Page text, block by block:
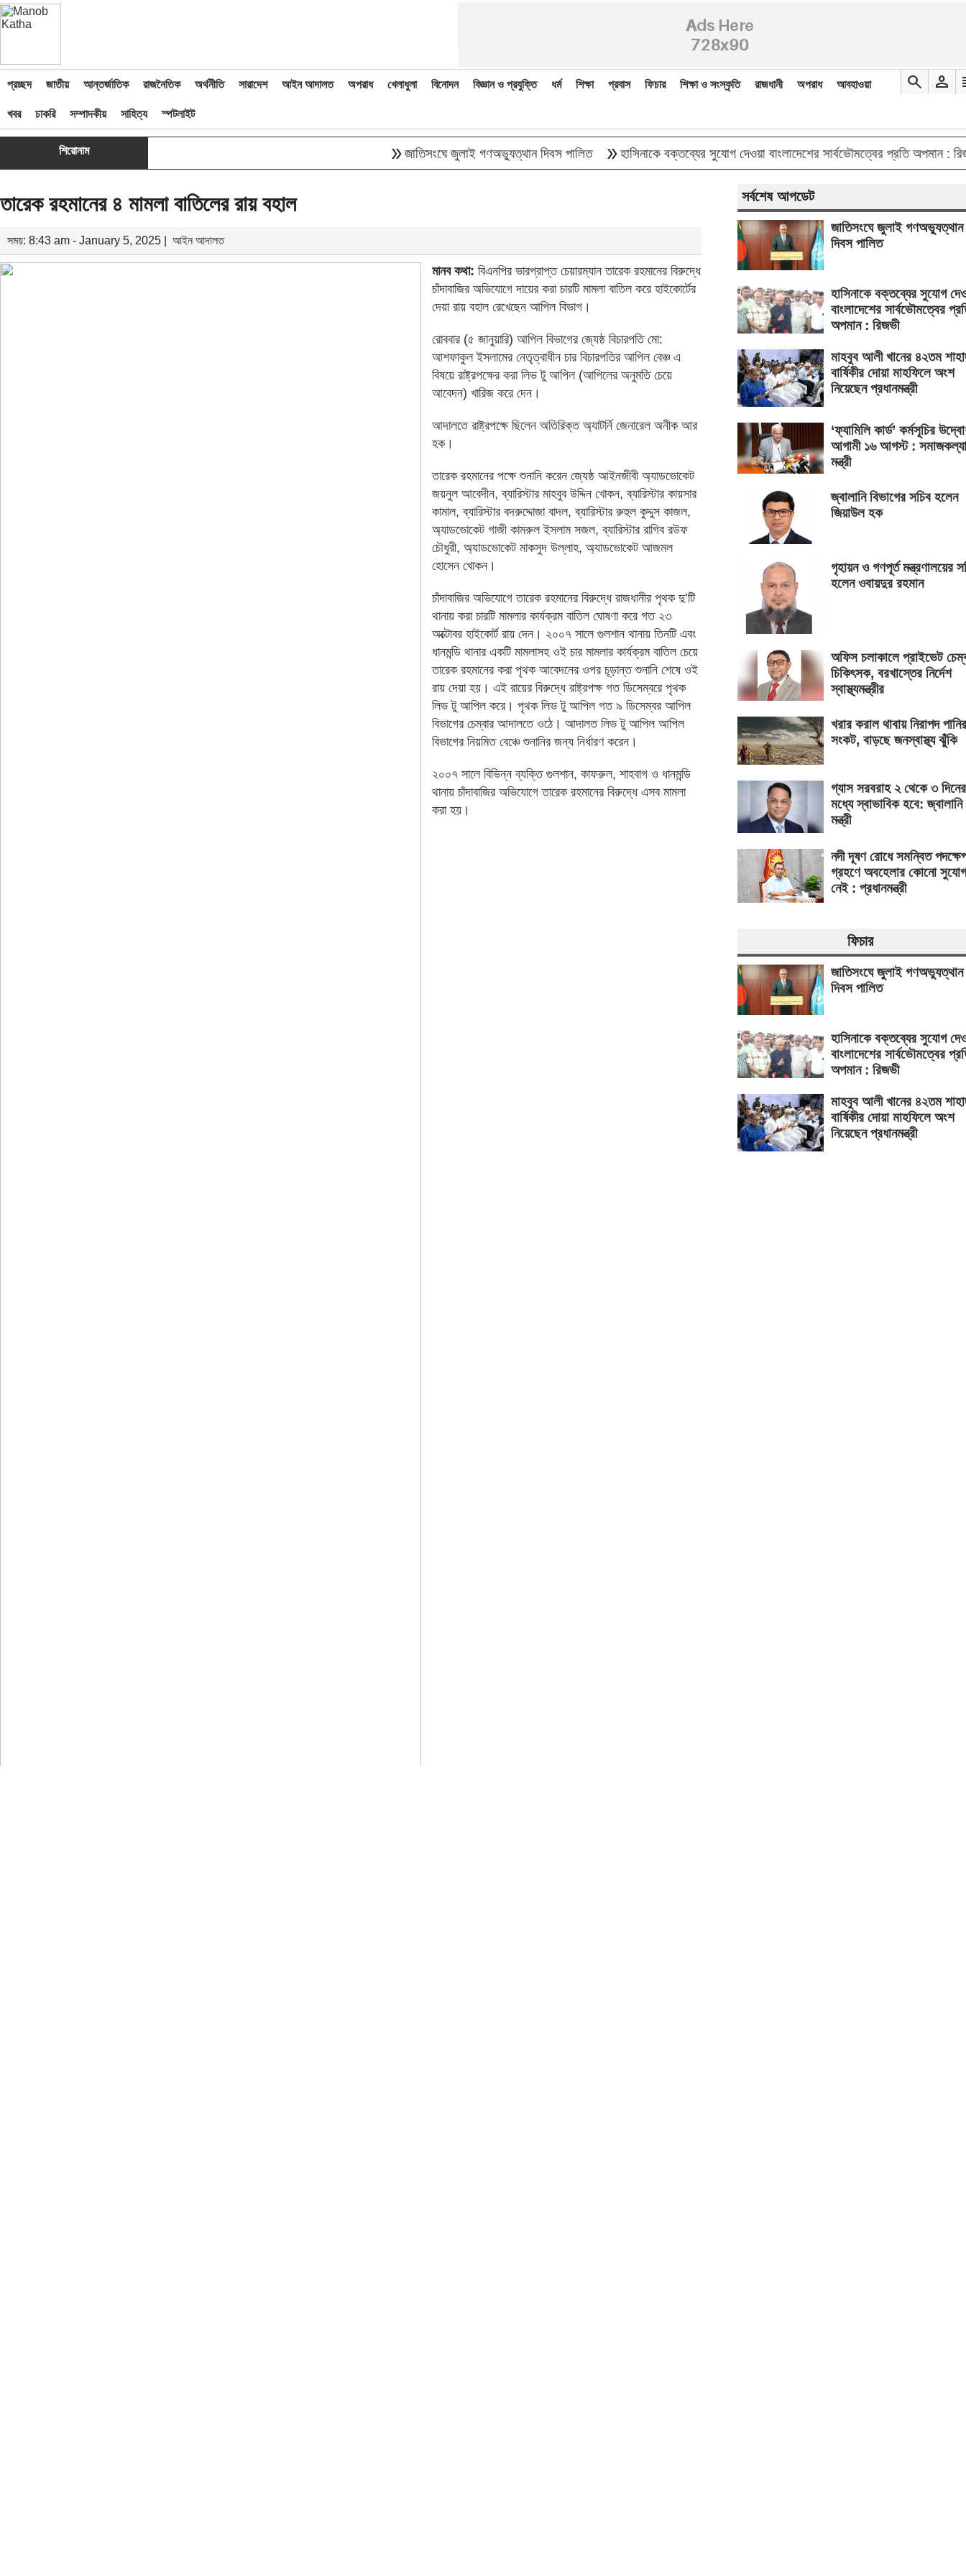
প্রচ্ছদ জাতীয় আন্তর্জাতিক রাজনৈতিক অর্থনীতি সারাদেশ আইন আদালত অপরাধ খেলাধুলা বিনোদন বিজ্ঞান ও প্রযুক্তি ধর্ম শিক্ষা প্রবাস ফিচার শিক্ষা ও সংস্কৃতি রাজধানী অপরাধ আবহাওয়া
খবর চাকরি সম্পাদকীয় সাহিত্য স্পটলাইট
search person
শিরোনাম জাতিসংঘে জুলাই গণঅভ্যুত্থান দিবস পালিত double_arrowহাসিনাকে বক্তব্যের সুযোগ দেওয়া বাংলাদেশের সার্বভৌমত্বের প্রতি অপমান : রিজভী
তারেক রহমানের ৪ মামলা বাতিলের রায় বহাল
সময়: 8:43 am - January 5, 2025 | আইন আদালত
মানব কথা: বিএনপির ভারপ্রাপ্ত চেয়ারম্যান তারেক রহমানের বিরুদ্ধে
চাঁদাবাজির অভিযোগে দায়ের করা চারটি মামলা বাতিল করে হাইকোর্টের
দেয়া রায় বহাল রেখেছেন আপিল বিভাগ।
রোববার (৫ জানুয়ারি) আপিল বিভাগের জ্যেষ্ঠ বিচারপতি মো:
আশফাকুল ইসলামের নেতৃত্বাধীন চার বিচারপতির আপিল বেঞ্চ এ
বিষয়ে রাষ্ট্রপক্ষের করা লিভ টু আপিল (আপিলের অনুমতি চেয়ে
আবেদন) খারিজ করে দেন।
আদালতে রাষ্ট্রপক্ষে ছিলেন অতিরিক্ত অ্যাটর্নি জেনারেল অনীক আর
হক।
তারেক রহমানের পক্ষে শুনানি করেন জ্যেষ্ঠ আইনজীবী অ্যাডভোকেট
জয়নুল আবেদীন, ব্যারিস্টার মাহবুব উদ্দিন খোকন, ব্যারিস্টার কায়সার
কামাল, ব্যারিস্টার বদরুদ্দোজা বাদল, ব্যারিস্টার রুহুল কুদ্দুস কাজল,
অ্যাডভোকেট গাজী কামরুল ইসলাম সজল, ব্যারিস্টার রাগিব রউফ
চৌধুরী, অ্যাডভোকেট মাকসুদ উল্লাহ, অ্যাডভোকেট আজমল
হোসেন খোকন।
চাঁদাবাজির অভিযোগে তারেক রহমানের বিরুদ্ধে রাজধানীর পৃথক দু’টি
থানায় করা চারটি মামলার কার্যক্রম বাতিল ঘোষণা করে গত ২৩
অক্টোবর হাইকোর্ট রায় দেন। ২০০৭ সালে গুলশান থানায় তিনটি এবং
ধানমন্ডি থানার একটি মামলাসহ ওই চার মামলার কার্যক্রম বাতিল চেয়ে
তারেক রহমানের করা পৃথক আবেদনের ওপর চূড়ান্ত শুনানি শেষে ওই
রায় দেয়া হয়। এই রায়ের বিরুদ্ধে রাষ্ট্রপক্ষ গত ডিসেম্বরে পৃথক
লিভ টু আপিল করে। পৃথক লিভ টু আপিল গত ৯ ডিসেম্বর আপিল
বিভাগের চেম্বার আদালতে ওঠে। আদালত লিভ টু আপিল আপিল
বিভাগের নিয়মিত বেঞ্চে শুনানির জন্য নির্ধারণ করেন।
২০০৭ সালে বিভিন্ন ব্যক্তি গুলশান, কাফরুল, শাহবাগ ও ধানমন্ডি
থানায় চাঁদাবাজির অভিযোগে তারেক রহমানের বিরুদ্ধে এসব মামলা
করা হয়।
সর্বশেষ আপডেট
জাতিসংঘে জুলাই গণঅভ্যুত্থান
দিবস পালিত
হাসিনাকে বক্তব্যের সুযোগ
বাংলাদেশের সার্বভৌমত্বের
অপমান : রিজভী
মাহবুব আলী খানের ৪২তম
বার্ষিকীর দোয়া মাহফিলে অংশ
নিয়েছেন প্রধানমন্ত্রী
‘ফ্যামিলি কার্ড’ কর্মসূচির
আগামী ১৬ আগস্ট :
মন্ত্রী
জ্বালানি বিভাগের সচিব হলেন
জিয়াউল হক
গৃহায়ন ও গণপূর্ত মন্ত্রণালয়ের
হলেন ওবায়দুর রহমান
অফিস চলাকালে প্রাইভেট
চিকিৎসক, বরখাস্তের নির্দেশ
স্বাস্থ্যমন্ত্রীর
খরার করাল থাবায় নিরাপদ পানির
সংকট, বাড়ছে জনস্বাস্থ্য ঝুঁকি
গ্যাস সরবরাহ ২ থেকে ৩ দিনের
মধ্যে স্বাভাবিক হবে: জ্বালানি
মন্ত্রী
নদী দূষণ রোধে সমন্বিত
গ্রহণে অবহেলার কোনো সুযোগ
নেই : প্রধানমন্ত্রী
ফিচার
জাতিসংঘে জুলাই গণঅভ্যুত্থান
দিবস পালিত
হাসিনাকে বক্তব্যের সুযোগ
বাংলাদেশের সার্বভৌমত্বের
অপমান : রিজভী
মাহবুব আলী খানের ৪২তম
বার্ষিকীর দোয়া মাহফিলে অংশ
নিয়েছেন প্রধানমন্ত্রী